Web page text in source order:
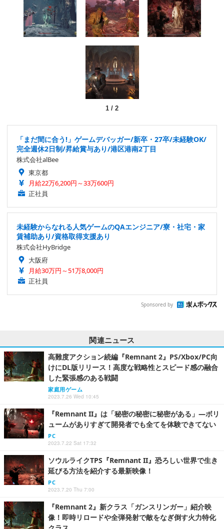
1/ 2
「まだ間に合う!」ゲームデバッガー/新卒・27卒/未経験OK/
完全週休2日制/昇給賞与あり/港区港南2丁目
株式会社alBee
東京都
月給22万6,200円～33万600円
正社員
未経験からなれる人気ゲームのQAエンジニア/寮・社宅・家
賃補助あり/資格取得支援あり
株式会社HyBridge
大阪府
月給30万円～51万8,000円
正社員
Sponsored by
関連ニュース
高難度アクション続編『Remnant 2』PS/Xbox/PC向
けにDL版リリース！高度な戦略性とスピード感の融合
した緊張感のある戦闘
家庭用ゲーム
2023.7.26 Wed 10:45
『Remnant II』は「秘密の秘密に秘密がある」―ボリ
ュームがありすぎて開発者でも全てを体験できてない
PC
2023.7.22 Sat 17:32
ソウルライクTPS『Remnant II』恐ろしい世界で生き
延びる方法を紹介する最新映像！
PC
2023.7.20 Thu 7:00
『Remnant 2』新クラス「ガンスリンガー」紹介映
像！即時リロードや全弾発射で敵をなぎ倒す火力特化